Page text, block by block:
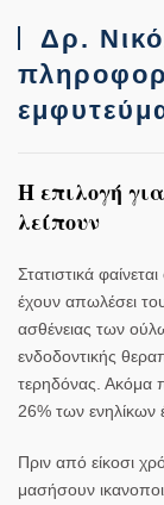
Δρ.
Η επιλογή
λείπουν
Στατιστικά
έχουν απωλέσει
ασθένειας των
ενδοδοντικής
τερηδόνας. Ακόμα
26% των ενηλίκων
Πριν από είκοσι
μασήσουν